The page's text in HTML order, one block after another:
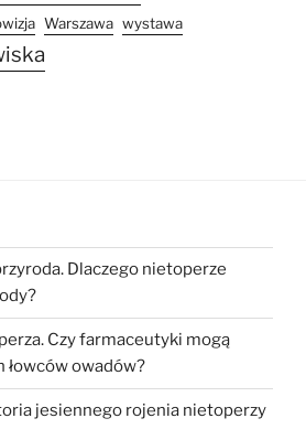
Warszawa wystawa
Dlaczego nietoperze
Czy farmaceutyki mogą
łowców owadów?
jesiennego rojenia nietoperzy